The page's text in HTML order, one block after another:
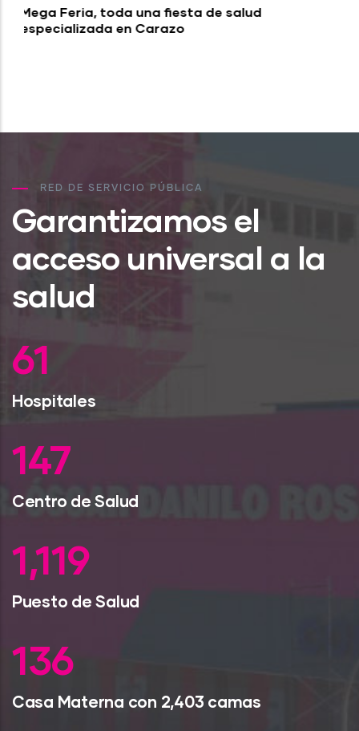
Actividades efectuadas por el Plan
Nacional “Escuelas Saludables” en
Garantizamos el
acceso universal a la
salud
79
Hospitales
193
1,470
179